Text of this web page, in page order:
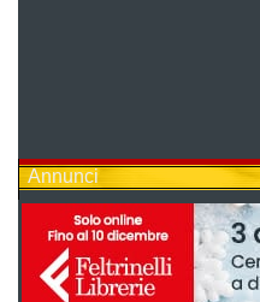
Annunci